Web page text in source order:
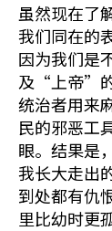
虽然现在了
我们同在的
因为我们是
及“上帝”
统治者用来
民的邪恶工
眼。结果是
我长大走出
到处都有仇
里比幼时